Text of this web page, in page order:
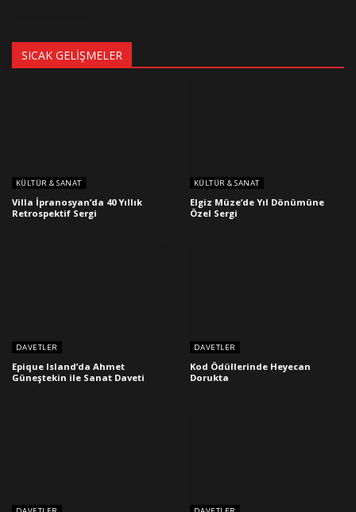
SICAK GELIŞMELER
KÜLTÜR & SANAT
Villa İpranosyan’da 40 Yıllık
Retrospektif Sergi
KÜLTÜR & SANAT
Elgiz Müze’de Yıl Dönümüne
Özel Sergi
DAVETLER
Epique Island’da Ahmet
Güneştekin ile Sanat Daveti
DAVETLER
Kod Ödüllerinde Heyecan
Dorukta